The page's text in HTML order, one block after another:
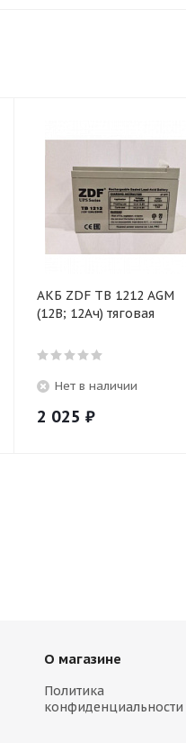
АКБ ZDF TB 1212 AGM
(12В; 12Ач) тяговая
Нет в наличии
2 025 ₽
О магазине
Политика
конфиденциальности